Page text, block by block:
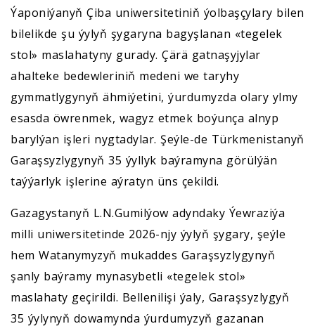
Ýaponiýanyň Çiba uniwersitetiniň ýolbaşçylary bilen
bilelikde şu ýylyň şygaryna bagyşlanan «tegelek
stol» maslahatyny gurady. Çärä gatnaşyjylar
ahalteke bedewleriniň medeni we taryhy
gymmatlygynyň ähmiýetini, ýurdumyzda olary ylmy
esasda öwrenmek, wagyz etmek boýunça alnyp
barylýan işleri nygtadylar. Şeýle-de Türkmenistanyň
Garaşsyzlygynyň 35 ýyllyk baýramyna görülýän
taýýarlyk işlerine aýratyn üns çekildi.
Gazagystanyň L.N.Gumilýow adyndaky Ýewraziýa
milli uniwersitetinde 2026-njy ýylyň şygary, şeýle
hem Watanymyzyň mukaddes Garaşsyzlygynyň
şanly baýramy mynasybetli «tegelek stol»
maslahaty geçirildi. Bellenilişi ýaly, Garaşsyzlygyň
35 ýylynyň dowamynda ýurdumyzyň gazanan